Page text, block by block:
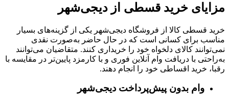
مزایای خرید قسطی از دیجی‌شهر
خرید قسطی کالا از فروشگاه دیجی‌شهر یکی از گزینه‌های بسیار
مناسب برای کسانی است که در حال حاضر به‌صورت نقدی
نمی‌توانند کالای دلخواه خود را خریداری کنند. متقاضیان می‌توانند
به‌راحتی با دریافت وام آنلاین فوری و با کارمزد پایین‌تر در مقایسه با
رقبا، خرید اقساطی خود را انجام دهند.
وام بدون پیش‌پرداخت‌ دیجی‌شهر